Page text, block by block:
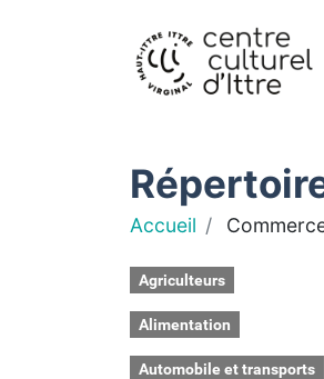
Accueil
Agriculteurs
Alimentation
Automobile et transports